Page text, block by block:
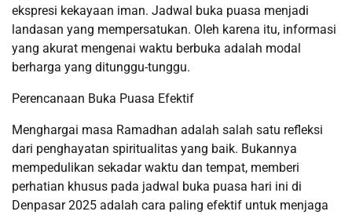
ekspresi kekayaan iman. Jadwal buka puasa menjadi
landasan yang mempersatukan. Oleh karena itu, informasi
yang akurat mengenai waktu berbuka adalah modal
berharga yang ditunggu-tunggu.
Perencanaan Buka Puasa Efektif
Menghargai masa Ramadhan adalah salah satu refleksi
dari penghayatan spiritualitas yang baik. Bukannya
mempedulikan sekadar waktu dan tempat, memberi
perhatian khusus pada jadwal buka puasa hari ini di
Denpasar 2025 adalah cara paling efektif untuk menjaga